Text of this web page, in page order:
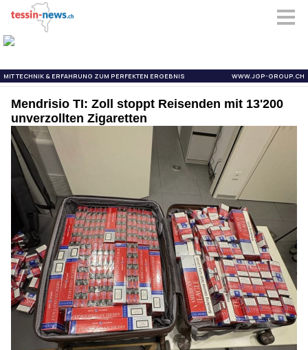
Mendrisio TI: Zoll stoppt Reisenden mit 13'200
unverzollten Zigaretten